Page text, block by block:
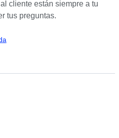
comunicarte con el
cliente están siempre a tu
tus preguntas.